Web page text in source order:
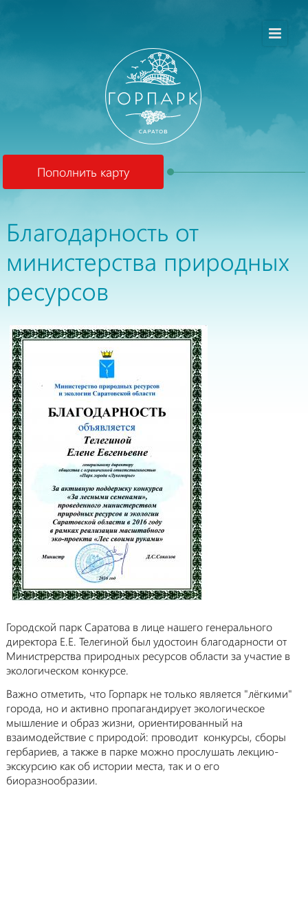
Пополнить карту
Благодарность от
министерства природных
ресурсов
Городской парк Саратова в лице нашего генерального
директора Е.Е. Телегиной был удостоин благодарности от
Министрерства природных ресурсов области за участие в
экологическом конкурсе.
Важно отметить, что Горпарк не только является "лёгкими"
города, но и активно пропагандирует экологическое
мышление и образ жизни, ориентированный на
взаимодействие с природой: проводит конкурсы, сборы
гербариев, а также в парке можно прослушать лекцию-
экскурсию как об истории места, так и о его
биоразнообразии.